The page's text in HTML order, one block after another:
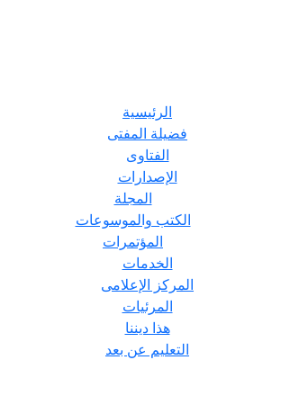
الرئيسية
فضيلة المفتى
الفتاوى
الإصدارات
المجلة
الكتب والموسوعات
المؤتمرات
الخدمات
المركز الإعلامى
المرئيات
هذا ديننا
التعليم عن بعد